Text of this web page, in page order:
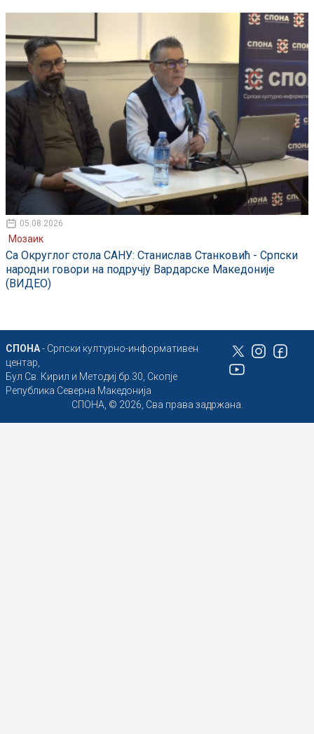
05.08.2026
Мозаик
Са Округлог стола САНУ: Станислав Станковић - Српски
народни говори на подручју Вардарске Македоније
(ВИДЕО)
СПОНА- Српски културно-информативен
центар,
Бул Св. Кирил и Методиј бр.30, Скопје
Република Северна Македонија
СПОНА, © 2026, Сва права задржана.